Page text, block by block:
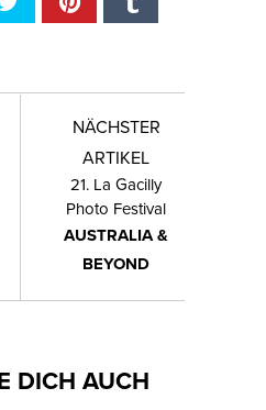
NÄCHSTER
ARTIKEL
21. La Gacilly
Photo Festival
AUSTRALIA &
BEYOND
DICH AUCH